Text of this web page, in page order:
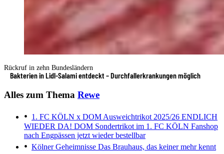
Rückruf in zehn Bundesländern
Bakterien in Lidl-Salami entdeckt – Durchfallerkrankungen möglich
Alles zum Thema Rewe
1. FC KÖLN x DOM Ausweichtrikot 2025/26 ENDLICH
WIEDER DA! DOM Sondertrikot im 1. FC KÖLN Fanshop
nach Engpässen jetzt wieder bestellbar
Kölner Geheimnisse Das Brauhaus, das keiner mehr kennt